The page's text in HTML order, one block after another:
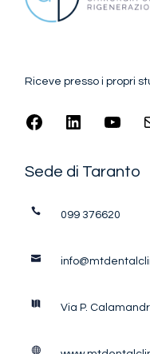
Riceve presso i propri
Sede di Taranto
099 376620
Via P.